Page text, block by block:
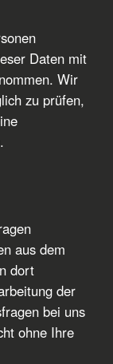
Daten mit
Wir
zu prüfen,
aus dem
dort
der
bei uns
ohne Ihre